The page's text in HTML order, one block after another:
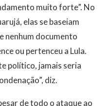
muito forte”. No
elas se baseiam
nenhum documento
ou pertenceu a Lula.
político, jamais seria
diz.
de todo o ataque ao